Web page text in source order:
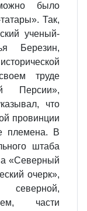
было
Так,
ученый-
Березин,
труде
Персии»,
что
провинции
племена. В
штаба
«Северный
очерк»,
северной,
части